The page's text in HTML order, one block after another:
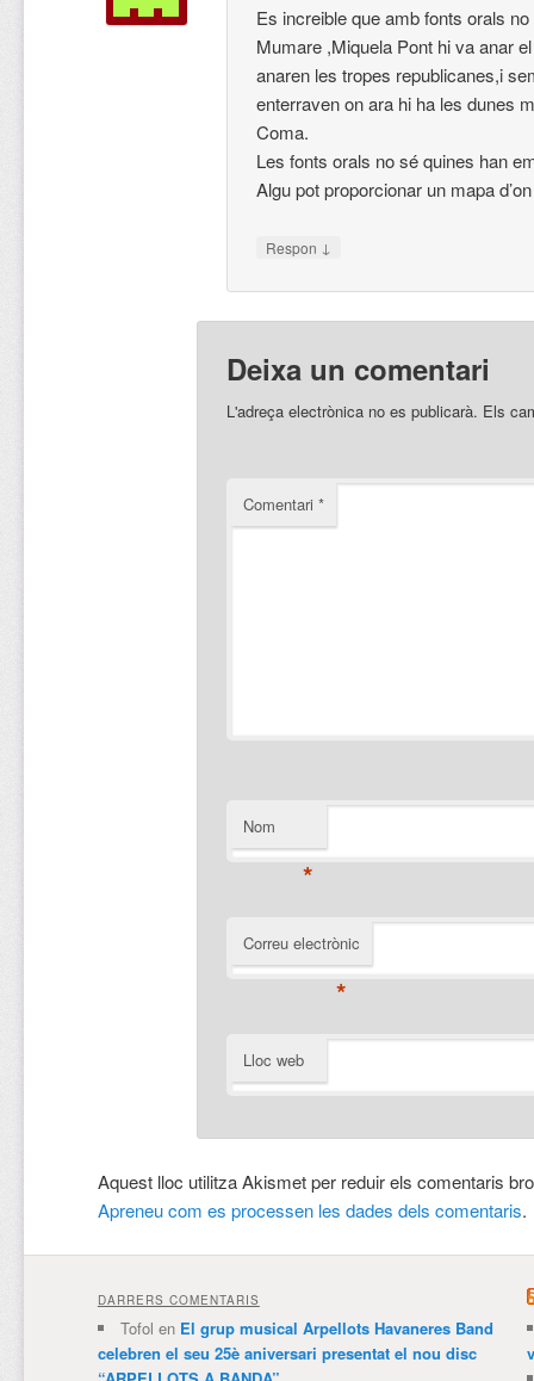
Es increible que amb fonts orals
Mumare ,Miquela Pont hi va anar
anaren les tropes republicanes,i
enterraven on ara hi ha les dunes
Coma.
Les fonts orals no sé quines han
Algu pot proporcionar un mapa
Respon ↓
Deixa un comentari
L'adreça electrònica no es publicarà. Els
Comentari *
Nom
*
Correu electrònic
*
Lloc web
Aquest lloc utilitza Akismet per reduir els comentaris
Apreneu com es processen les dades dels comentaris.
DARRERS COMENTARIS
Tofol en El grup musical Arpellots Havaneres Band
celebren el seu 25è aniversari presentat el nou disc